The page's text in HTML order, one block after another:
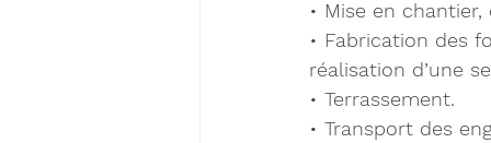
• Mise en
• Fabrication des
réalisation d’une
• Terrassement.
• Transport des